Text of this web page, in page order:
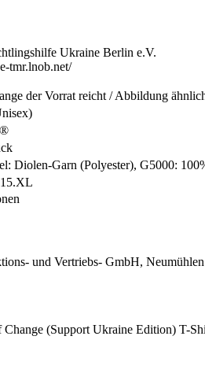
Ukraine Berlin e.V.
tmr.lnob.net/
der Vorrat reicht / Abbildung
Diolen-Garn (Polyester), G5000:
und Vertriebs- GmbH,